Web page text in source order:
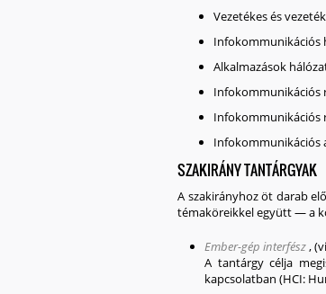
Vezetékes és
Infokommunikációs
Alkalmazások
Infokommunikációs
Infokommunikációs
Infokommunikációs
SZAKIRÁNY TANTÁRGYAK
A szakirányhoz öt darab
témaköreikkel együtt — a
Ember-gép interfész ,
A tantárgy célja
kapcsolatban (HCI: